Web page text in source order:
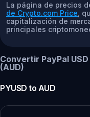
La página de precios
de Crypto.com Price ,
capitalización de
principales
Convertir PayPal
(AUD)
PYUSD to AUD